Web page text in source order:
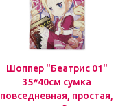
Шоппер "Беатрис 01"
35*40см сумка
повседневная, простая,